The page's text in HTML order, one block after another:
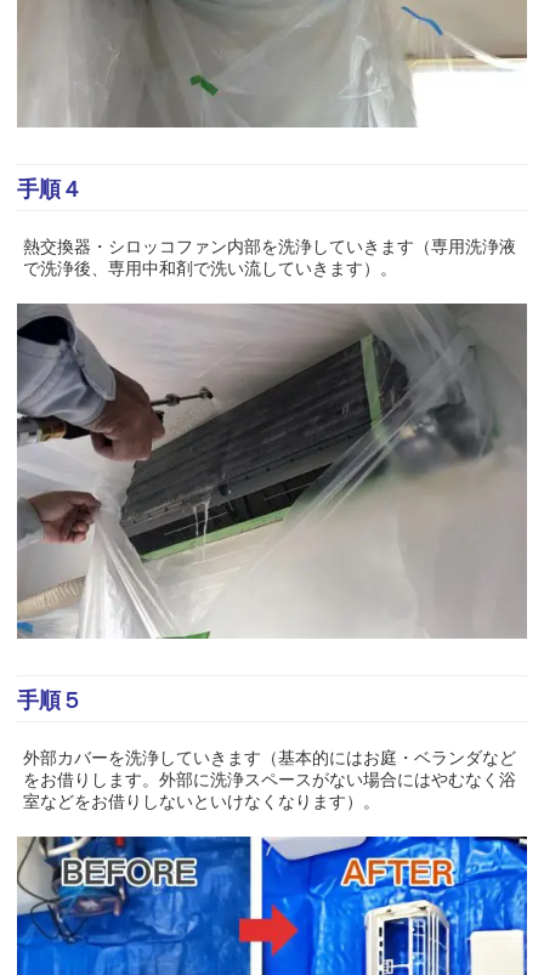
手順４
熱交換器・シロッコファン内部を洗浄していきます（専用洗浄液
で洗浄後、専用中和剤で洗い流していきます）。
手順５
外部カバーを洗浄していきます（基本的にはお庭・ベランダなど
をお借りします。外部に洗浄スペースがない場合にはやむなく浴
室などをお借りしないといけなくなります）。